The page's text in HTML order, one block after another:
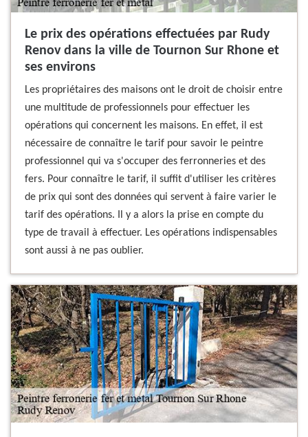
Le prix des opérations effectuées par Rudy
Renov dans la ville de Tournon Sur Rhone et
ses environs
Les propriétaires des maisons ont le droit de choisir entre
une multitude de professionnels pour effectuer les
opérations qui concernent les maisons. En effet, il est
nécessaire de connaître le tarif pour savoir le peintre
professionnel qui va s'occuper des ferronneries et des
fers. Pour connaître le tarif, il suffit d'utiliser les critères
de prix qui sont des données qui servent à faire varier le
tarif des opérations. Il y a alors la prise en compte du
type de travail à effectuer. Les opérations indispensables
sont aussi à ne pas oublier.